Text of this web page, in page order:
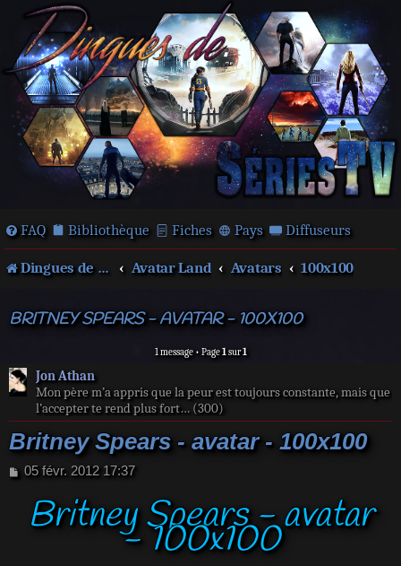
FAQ Bibliothèque Fiches Pays Diffuseurs
Dingues de séries télé ! Avatar Land Avatars 100x100
BRITNEY SPEARS - AVATAR - 100X100
1 message • Page1sur1
Jon Athan
Mon père m’a appris que la peur est toujours constante, mais que
l’accepter te rend plus fort… (300)
Britney Spears - avatar - 100x100
M
05 févr. 2012 17:37
Britney Spears - avatar
- 100x100